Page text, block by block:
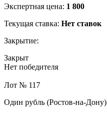
Экспертная цена: 1 800
Текущая ставка: Нет ставок
Закрытие:
Закрыт
Нет победителя
Лот № 117
Один рубль (Ростов-на-Дону)